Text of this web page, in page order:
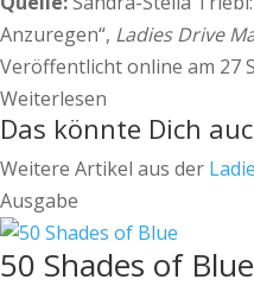
Anzuregen“, Ladies Drive
Veröffentlicht online am 27
Weiterlesen
Das könnte Dich
Weitere Artikel aus der
Ausgabe
50 Shades of Blue